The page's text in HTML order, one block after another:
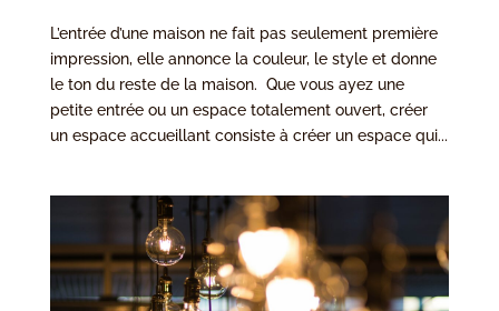
L’entrée d’une maison ne fait pas seulement première
impression, elle annonce la couleur, le style et donne
le ton du reste de la maison. Que vous ayez une
petite entrée ou un espace totalement ouvert, créer
un espace accueillant consiste à créer un espace qui...